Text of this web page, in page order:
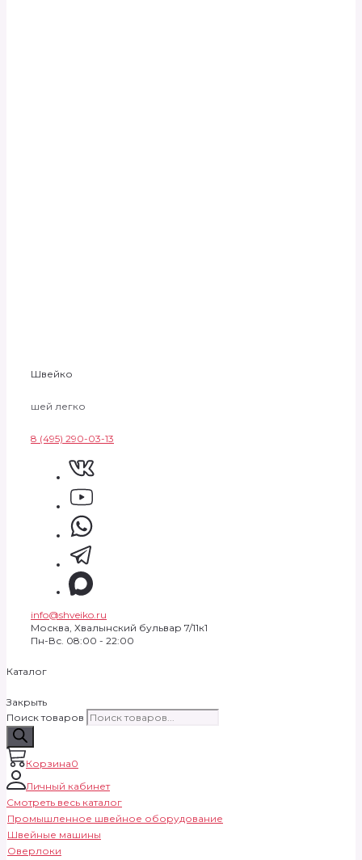
Швейко
шей легко
8 (495) 290-03-13
info@shveiko.ru
Москва, Хвалынский бульвар 7/11к1
Пн-Вс. 08:00 - 22:00
Каталог
Закрыть
Поиск товаров
Корзина0
Личный кабинет
Смотреть весь каталог
Промышленное швейное оборудование
Швейные машины
Оверлоки